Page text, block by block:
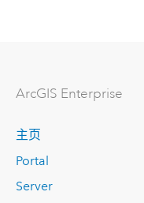
ArcGIS Enterprise
主页
Portal
Server